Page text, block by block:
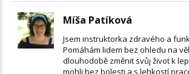
Míša Patíková
Jsem instruktorka zdravého a
Pomáhám lidem bez ohledu na
dlouhodobě změnit svůj život k
mohli bez bolesti a s lehkostí